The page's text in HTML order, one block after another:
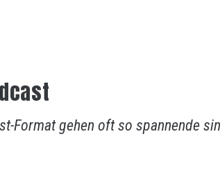
Format gehen oft so spannende